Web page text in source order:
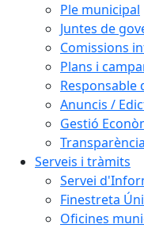
Ple municipal
Juntes de
Comissions
Plans i
Responsable
Anuncis /
Gestió
Transparència
Serveis i tràmits
Servei
Finestreta
Oficines